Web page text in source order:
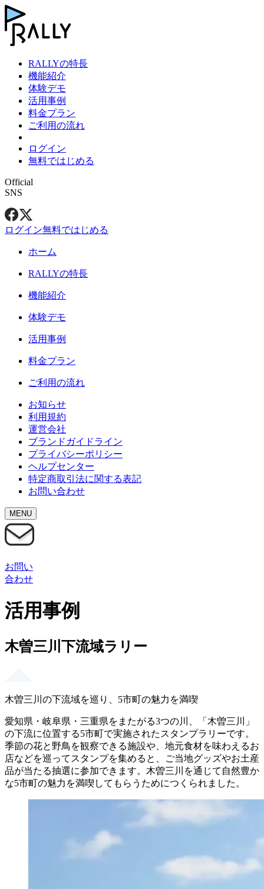
RALLYの特長
機能紹介
体験デモ
活用事例
料金プラン
ご利用の流れ
ログイン
無料ではじめる
Official
SNS
ログイン無料ではじめる
ホーム
RALLYの特長
機能紹介
体験デモ
活用事例
料金プラン
ご利用の流れ
お知らせ
利用規約
運営会社
ブランドガイドライン
プライバシーポリシー
ヘルプセンター
特定商取引法に関する表記
お問い合わせ
MENU
お問い
合わせ
活用事例
木曽三川下流域ラリー
木曽三川の下流域を巡り、5市町の魅力を満喫
愛知県・岐阜県・三重県をまたがる3つの川、「木曽三川」
の下流に位置する5市町で実施されたスタンプラリーです。
季節の花と野鳥を観察できる施設や、地元食材を味わえるお
店などを巡ってスタンプを集めると、ご当地グッズやお土産
品が当たる抽選に参加できます。木曽三川を通じて自然豊か
な5市町の魅力を満喫してもらうためにつくられました。